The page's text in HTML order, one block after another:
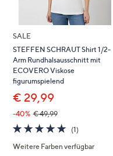
SALE
STEFFEN SCHRAUT Shirt 1/2-
Arm Rundhalsausschnitt mit
ECOVERO Viskose
figurumspielend
€ 29,99
-40% € 49,99
5.0
von
5
(1)1
Weitere Farben verfügbar